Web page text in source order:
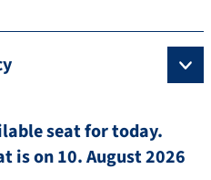
seat for today.
is on 10. August 2026